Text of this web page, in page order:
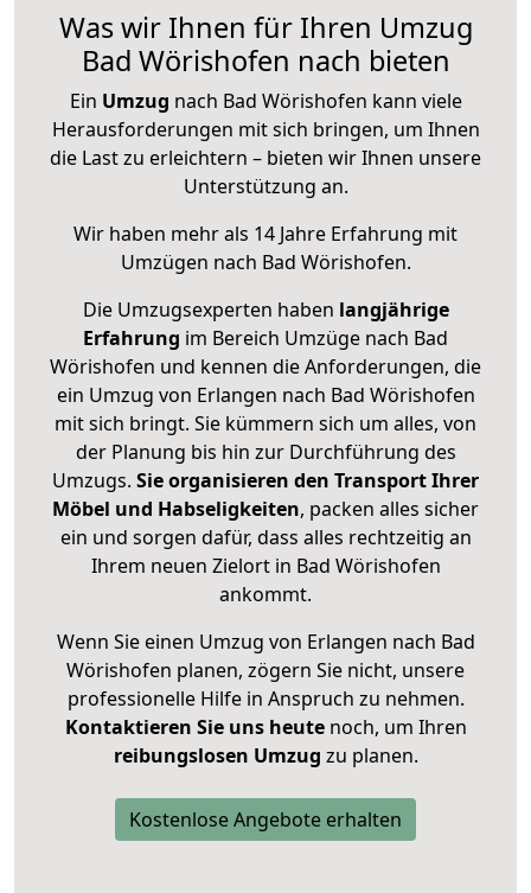
Was wir Ihnen für Ihren Umzug
Bad Wörishofen nach bieten
Ein Umzug nach Bad Wörishofen kann viele
Herausforderungen mit sich bringen, um Ihnen
die Last zu erleichtern – bieten wir Ihnen unsere
Unterstützung an.
Wir haben mehr als 14 Jahre Erfahrung mit
Umzügen nach Bad Wörishofen.
Die Umzugsexperten haben langjährige
Erfahrung im Bereich Umzüge nach Bad
Wörishofen und kennen die Anforderungen, die
ein Umzug von Erlangen nach Bad Wörishofen
mit sich bringt. Sie kümmern sich um alles, von
der Planung bis hin zur Durchführung des
Umzugs. Sie organisieren den Transport Ihrer
Möbel und Habseligkeiten, packen alles sicher
ein und sorgen dafür, dass alles rechtzeitig an
Ihrem neuen Zielort in Bad Wörishofen
ankommt.
Wenn Sie einen Umzug von Erlangen nach Bad
Wörishofen planen, zögern Sie nicht, unsere
professionelle Hilfe in Anspruch zu nehmen.
Kontaktieren Sie uns heutenoch, um Ihren
reibungslosen Umzug zu planen.
Kostenlose Angebote erhalten